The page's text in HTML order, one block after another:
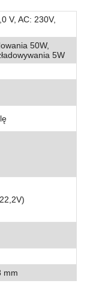
V, AC: 230V,
50W,
5W
mm